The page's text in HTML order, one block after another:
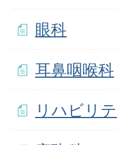
眼科
耳鼻咽喉科
リハビリ